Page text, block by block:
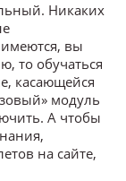
Никаких
имеются, вы
то обучаться
касающейся
модуль
А чтобы
на сайте,